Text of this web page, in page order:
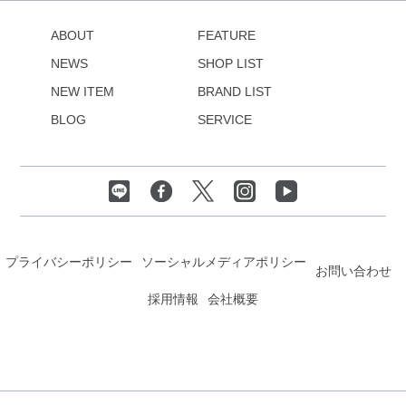
ABOUT
NEWS
NEW ITEM
BLOG
FEATURE
SHOP LIST
BRAND LIST
SERVICE
プライバシーポリシー ソーシャルメディアポリシー
お問い合わせ
採用情報
会社概要